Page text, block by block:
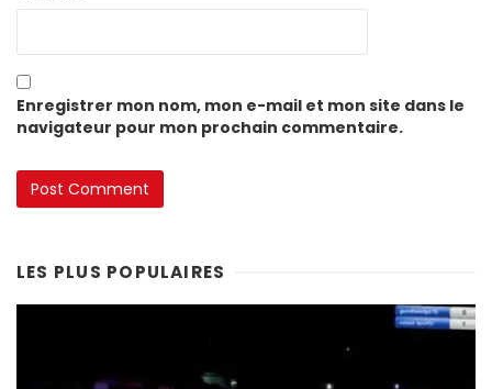
Enregistrer mon nom, mon e-mail et mon site dans le
navigateur pour mon prochain commentaire.
LES PLUS POPULAIRES